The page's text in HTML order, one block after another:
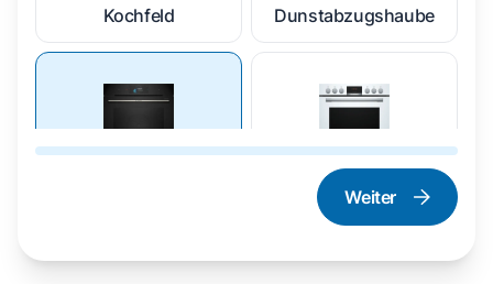
Kochfeld Dunstabzugshaube
Herd und Backofen
Weiter